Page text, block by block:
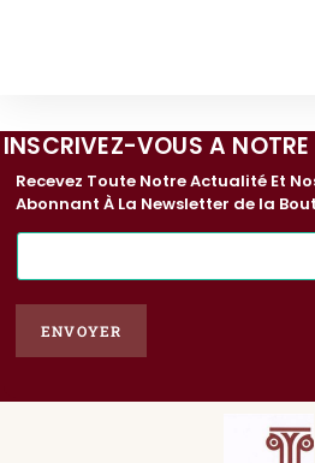
INSCRIVEZ-VOUS A NOTRE
Recevez Toute Notre Actualité Et
Abonnant À La Newsletter de la
E
l
ENVOYER